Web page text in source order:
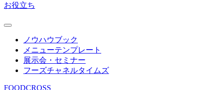
お役立ち
ノウハウブック
メニューテンプレート
展示会・セミナー
フーズチャネルタイムズ
FOODCROSS